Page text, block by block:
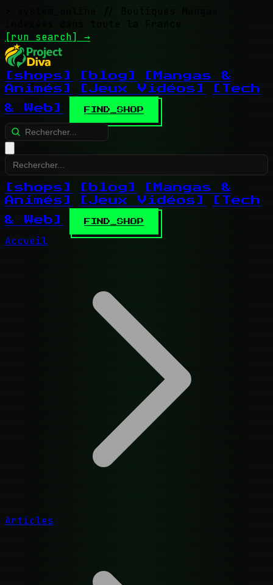
// Boutiques Mangas
indexées dans toute la France
[run search] →
[shops] [blog]
[Mangas &
Animés]
[Jeux Vidéos]
[Tech
& Web]
FIND_SHOP
[shops] [blog]
[Mangas &
Animés]
[Jeux Vidéos]
[Tech
& Web]
FIND_SHOP
Accueil
Articles